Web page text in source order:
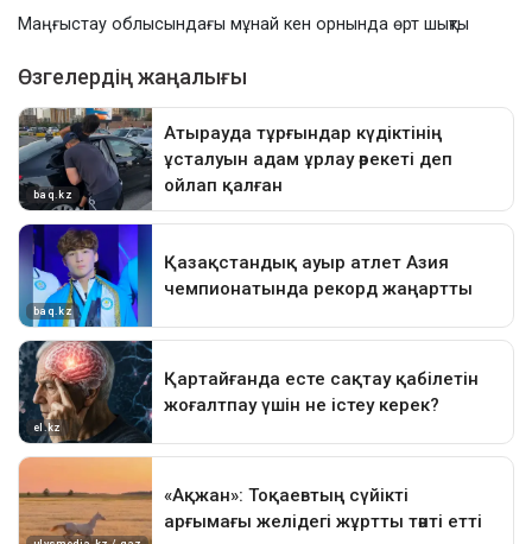
Маңғыстау облысындағы мұнай кен орнында өрт шықты